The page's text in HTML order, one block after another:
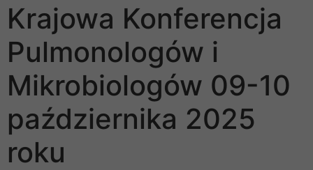
Krajowa Konferencja
Pulmonologów i
Mikrobiologów 09-10
października 2025
roku